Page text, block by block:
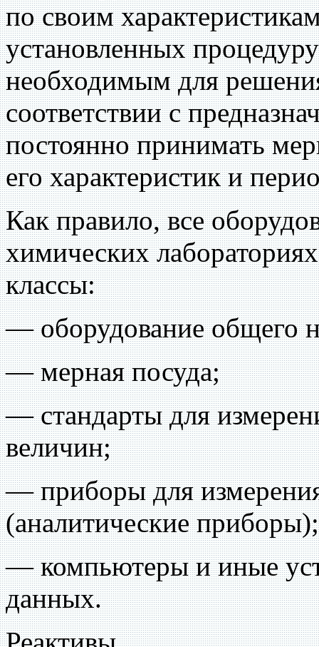
по своим
установленных
необходимым для
соответствии с
постоянно принимать
его характеристик и
Как правило, все
химических
классы:
— оборудование общего
— мерная посуда;
— стандарты для
величин;
— приборы для
(аналитические приборы);
— компьютеры и иные
данных.